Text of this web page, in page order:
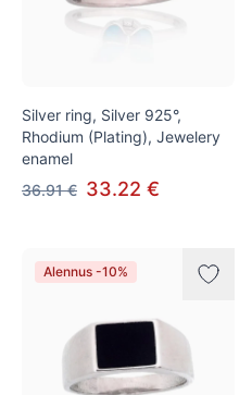
Silver ring, Silver 925°,
Rhodium (Plating), Jewelery
enamel
36.91 € 33.22 €
Alennus -10%